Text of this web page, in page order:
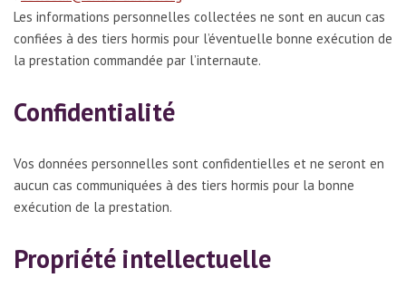
Les informations personnelles collectées ne sont en aucun cas
confiées à des tiers hormis pour l’éventuelle bonne exécution de
la prestation commandée par l’internaute.
Confidentialité
Vos données personnelles sont confidentielles et ne seront en
aucun cas communiquées à des tiers hormis pour la bonne
exécution de la prestation.
Propriété intellectuelle